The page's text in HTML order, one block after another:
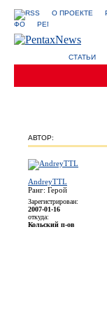
О ПРОЕКТЕ
СТАТЬИ
АВТОР:
AndreyTTL
Ранг: Герой
Зарегистрирован:
2007-01-16
откуда:
Кольский п-ов